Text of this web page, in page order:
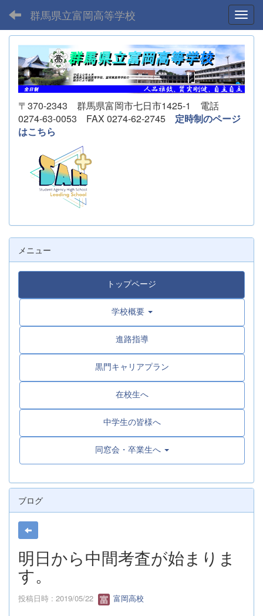
群馬県立富岡高等学校
〒370-2343 群馬県富岡市七日市1425-1 電話
0274-63-0053 FAX 0274-62-2745 定時制のページ
はこちら
メニュー
トップページ
学校概要
進路指導
黒門キャリアプラン
在校生へ
中学生の皆様へ
同窓会・卒業生へ
ブログ
明日から中間考査が始まりま
す。
投稿日時 : 2019/05/22 富岡高校